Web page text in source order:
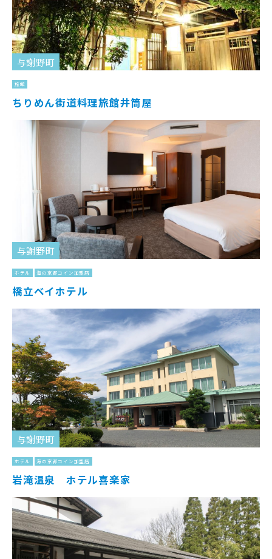
与謝野町
旅館
ちりめん街道料理旅館井筒屋
与謝野町
ホテル 海の京都コイン加盟店
橋立ベイホテル
与謝野町
ホテル 海の京都コイン加盟店
岩滝温泉 ホテル喜楽家